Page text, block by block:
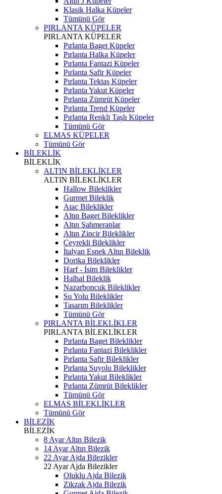
Klasik Halka Küpeler
Tümünü Gör
PIRLANTA KÜPELER
PIRLANTA KÜPELER
Pırlanta Baget Küpeler
Pırlanta Halka Küpeler
Pırlanta Fantazi Küpeler
Pırlanta Safir Küpeler
Pırlanta Tektaş Küpeler
Pırlanta Yakut Küpeler
Pırlanta Zümrüt Küpeler
Pırlanta Trend Küpeler
Pırlanta Renkli Taşlı Küpeler
Tümünü Gör
ELMAS KÜPELER
Tümünü Gör
BİLEKLİK
BİLEKLİK
ALTIN BİLEKLİKLER
ALTIN BİLEKLİKLER
Hallow Bileklikler
Gurmet Bileklik
Ataç Bileklikler
Altın Baget Bileklikler
Altın Şahmeranlar
Altın Zincir Bileklikler
Çeyrekli Bileklikler
İtalyan Esnek Altın Bileklik
Dorika Bileklikler
Harf - İsim Bileklikler
Halhal Bileklik
Nazarboncuk Bileklikler
Su Yolu Bileklikler
Tasarım Bileklikler
Tümünü Gör
PIRLANTA BİLEKLİKLER
PIRLANTA BİLEKLİKLER
Pırlanta Baget Bileklikler
Pırlanta Fantazi Bileklikler
Pırlanta Safir Bileklikler
Pırlanta Suyolu Bileklikler
Pırlanta Yakut Bileklikler
Pırlanta Zümrüt Bileklikler
Tümünü Gör
ELMAS BİLEKLİKLER
Tümünü Gör
BİLEZİK
BİLEZİK
8 Ayar Altın Bilezik
14 Ayar Altın Bilezik
22 Ayar Ajda Bilezikler
22 Ayar Ajda Bilezikler
Oluklu Ajda Bilezik
Zikzak Ajda Bilezik